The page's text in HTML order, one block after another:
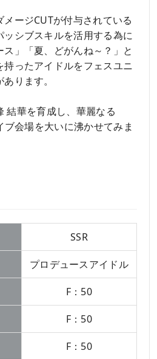
ージCUTが付与されている
シブスキルを活用する為に
」「夏、どがんね～？」と
ったアイドルをフェスユニ
ります。
結華を育成し、華麗なる
会場を大いに沸かせてみま
SSR
プロデュースアイドル
F：50
F：50
F：50